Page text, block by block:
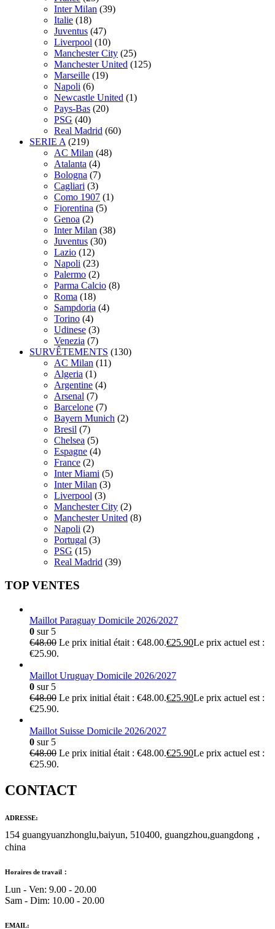
Inter Milan (39)
Italie (18)
Juventus (47)
Liverpool (10)
Manchester City (25)
Manchester United (125)
Marseille (19)
Napoli (6)
Newcastle United (1)
Pays-Bas (20)
PSG (40)
Real Madrid (60)
SERIE A (219)
AC Milan (48)
Atalanta (4)
Bologna (7)
Cagliari (3)
Como 1907 (1)
Fiorentina (5)
Genoa (2)
Inter Milan (38)
Juventus (30)
Lazio (12)
Napoli (23)
Palermo (2)
Parma Calcio (8)
Roma (18)
Sampdoria (4)
Torino (4)
Udinese (3)
Venezia (7)
SURVÊTEMENTS (130)
AC Milan (11)
Algeria (1)
Argentine (4)
Arsenal (7)
Barcelone (7)
Bayern Munich (2)
Bresil (7)
Chelsea (5)
Espagne (4)
France (2)
Inter Miami (5)
Inter Milan (3)
Liverpool (3)
Manchester City (2)
Manchester United (8)
Napoli (2)
Portugal (3)
PSG (15)
Real Madrid (39)
TOP VENTES
Maillot Paraguay Domicile 2026/2027
0 sur 5
€48.00 Le prix initial était : €48.00.€25.90Le prix actuel est :
€25.90.
Maillot Uruguay Domicile 2026/2027
0 sur 5
€48.00 Le prix initial était : €48.00.€25.90Le prix actuel est :
€25.90.
Maillot Suisse Domicile 2026/2027
0 sur 5
€48.00 Le prix initial était : €48.00.€25.90Le prix actuel est :
€25.90.
CONTACT
ADRESSE:
154 guangyuanzhonglu,baiyun, 510400, guangzhou,guangdong，
china
Horaires de travail：
Lun - Ven: 9.00 - 20.00
Sam - Dim: 10.00 - 20.00
EMAIL: